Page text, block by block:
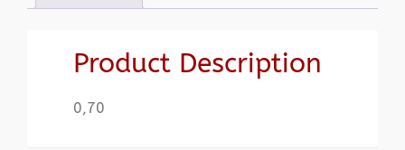
Product Description
0,70